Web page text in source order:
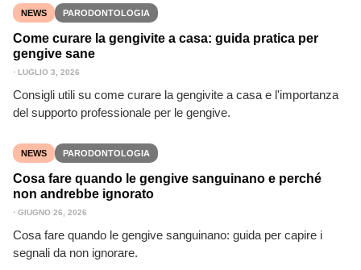
NEWS PARODONTOLOGIA
Come curare la gengivite a casa: guida pratica per
gengive sane
⋅ LUGLIO 3, 2026
Consigli utili su come curare la gengivite a casa e l'importanza
del supporto professionale per le gengive.
NEWS PARODONTOLOGIA
Cosa fare quando le gengive sanguinano e perché
non andrebbe ignorato
⋅ GIUGNO 26, 2026
Cosa fare quando le gengive sanguinano: guida per capire i
segnali da non ignorare.